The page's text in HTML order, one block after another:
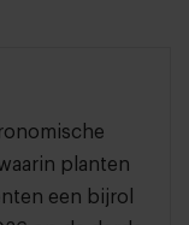
planten
een bijrol